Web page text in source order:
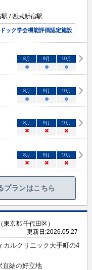
/ 西武新宿駅
ック学会機能評価認定施設
8月 9月 10月
○ ○ ○
8月 9月 10月
○ ○ ○
8月 9月 10月
× × ×
8月 9月 10月
× × ×
プランはこちら
（東京都 千代田区）
更新日:2026.05.27
カルクリニック大手町の4
直結の好立地